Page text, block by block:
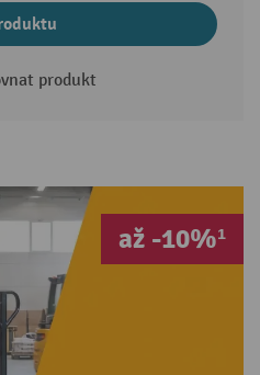
produkt
až -10%¹